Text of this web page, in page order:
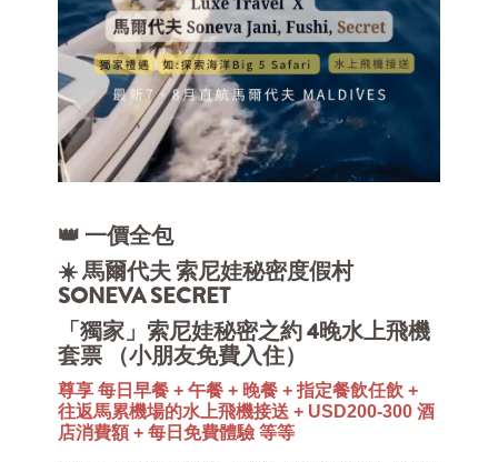
👑 一價全包
☀️ 馬爾代夫 索尼娃秘密度假村
SONEVA SECRET
「獨家」索尼娃秘密之約 4晚水上飛機
套票 （小朋友免費入住）
尊享 每日早餐 + 午餐 + 晚餐 + 指定餐飲任飲 +
往返馬累機場的水上飛機接送 + USD200-300 酒
店消費額 + 每日免費體驗 等等